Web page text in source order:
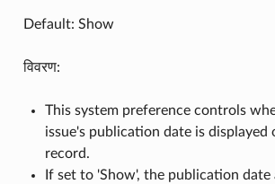
Default: Show
विवरण:
This system preference controls
issue's publication date is displayed
record.
If set to 'Show', the publication date